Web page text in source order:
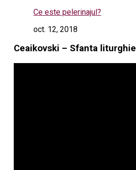
Ce este pelerinajul?
oct. 12, 2018
Ceaikovski – Sfanta liturghie